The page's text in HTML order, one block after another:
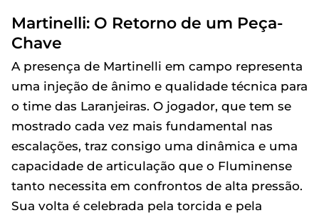
Martinelli: O Retorno de um Peça-
Chave
A presença de Martinelli em campo representa
uma injeção de ânimo e qualidade técnica para
o time das Laranjeiras. O jogador, que tem se
mostrado cada vez mais fundamental nas
escalações, traz consigo uma dinâmica e uma
capacidade de articulação que o Fluminense
tanto necessita em confrontos de alta pressão.
Sua volta é celebrada pela torcida e pela